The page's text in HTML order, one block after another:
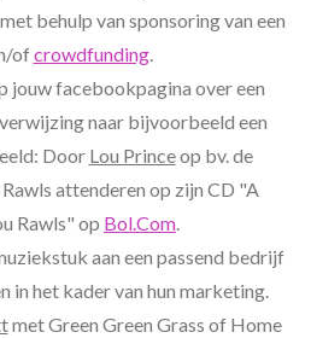
behulp van sponsoring van een
ofcrowdfunding.
jouw facebookpagina over een
naar bijvoorbeeld een
Door Lou Princeop bv. de
attenderen op zijn CD "A
Rawls" op Bol.Com.
aan een passend bedrijf
in het kader van hun marketing.
met Green Green Grass of Home